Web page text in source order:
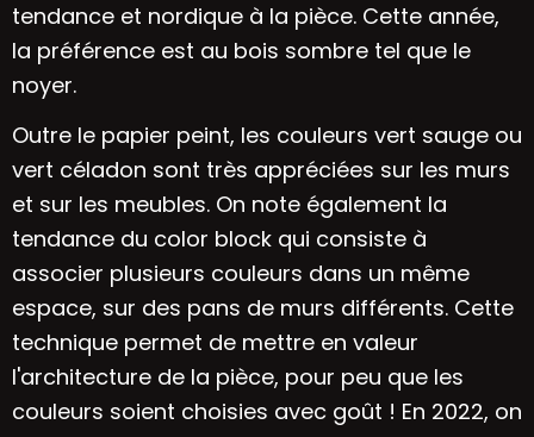
tendance et nordique à la pièce. Cette année,
la préférence est au bois sombre tel que le
noyer.
Outre le papier peint, les couleurs vert sauge ou
vert céladon sont très appréciées sur les murs
et sur les meubles. On note également la
tendance du color block qui consiste à
associer plusieurs couleurs dans un même
espace, sur des pans de murs différents. Cette
technique permet de mettre en valeur
l'architecture de la pièce, pour peu que les
couleurs soient choisies avec goût ! En 2022, on